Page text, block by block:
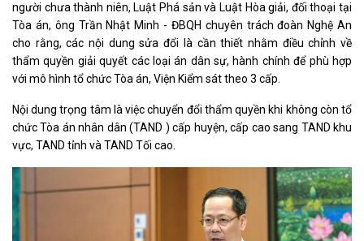
người chưa thành niên, Luật Phá sản và Luật Hòa giải, đối thoại tại
Tòa án, ông Trần Nhật Minh - ĐBQH chuyên trách đoàn Nghệ An
cho rằng, các nội dung sửa đổi là cần thiết nhằm điều chỉnh về
thẩm quyền giải quyết các loại án dân sự, hành chính để phù hợp
với mô hình tổ chức Tòa án, Viện Kiểm sát theo 3 cấp.
Nội dung trọng tâm là việc chuyển đổi thẩm quyền khi không còn tổ
chức Tòa án nhân dân (TAND ) cấp huyện, cấp cao sang TAND khu
vực, TAND tỉnh và TAND Tối cao.